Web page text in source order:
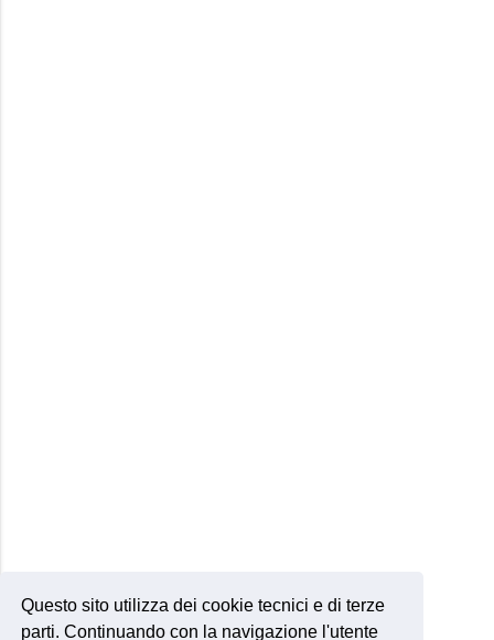
Questo sito utilizza dei cookie tecnici e di terze
parti. Continuando con la navigazione l'utente